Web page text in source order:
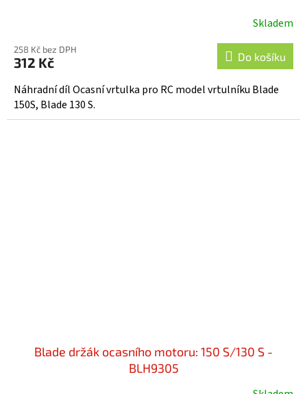
Skladem
258 Kč bez DPH
312 Kč Do košíku
Náhradní díl Ocasní vrtulka pro RC model vrtulníku Blade
150S, Blade 130 S.
Blade držák ocasního motoru: 150 S/130 S -
BLH9305